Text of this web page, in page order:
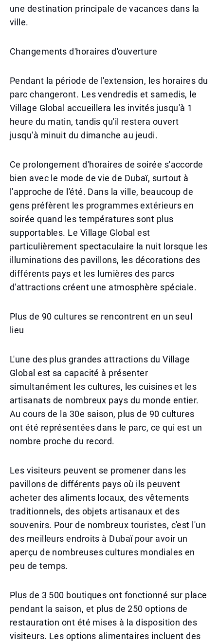
une destination principale de vacances dans la
ville.
Changements d'horaires d'ouverture
Pendant la période de l'extension, les horaires du
parc changeront. Les vendredis et samedis, le
Village Global accueillera les invités jusqu'à 1
heure du matin, tandis qu'il restera ouvert
jusqu'à minuit du dimanche au jeudi.
Ce prolongement d'horaires de soirée s'accorde
bien avec le mode de vie de Dubaï, surtout à
l'approche de l'été. Dans la ville, beaucoup de
gens préfèrent les programmes extérieurs en
soirée quand les températures sont plus
supportables. Le Village Global est
particulièrement spectaculaire la nuit lorsque les
illuminations des pavillons, les décorations des
différents pays et les lumières des parcs
d'attractions créent une atmosphère spéciale.
Plus de 90 cultures se rencontrent en un seul
lieu
L'une des plus grandes attractions du Village
Global est sa capacité à présenter
simultanément les cultures, les cuisines et les
artisanats de nombreux pays du monde entier.
Au cours de la 30e saison, plus de 90 cultures
ont été représentées dans le parc, ce qui est un
nombre proche du record.
Les visiteurs peuvent se promener dans les
pavillons de différents pays où ils peuvent
acheter des aliments locaux, des vêtements
traditionnels, des objets artisanaux et des
souvenirs. Pour de nombreux touristes, c'est l'un
des meilleurs endroits à Dubaï pour avoir un
aperçu de nombreuses cultures mondiales en
peu de temps.
Plus de 3 500 boutiques ont fonctionné sur place
pendant la saison, et plus de 250 options de
restauration ont été mises à la disposition des
visiteurs. Les options alimentaires incluent des